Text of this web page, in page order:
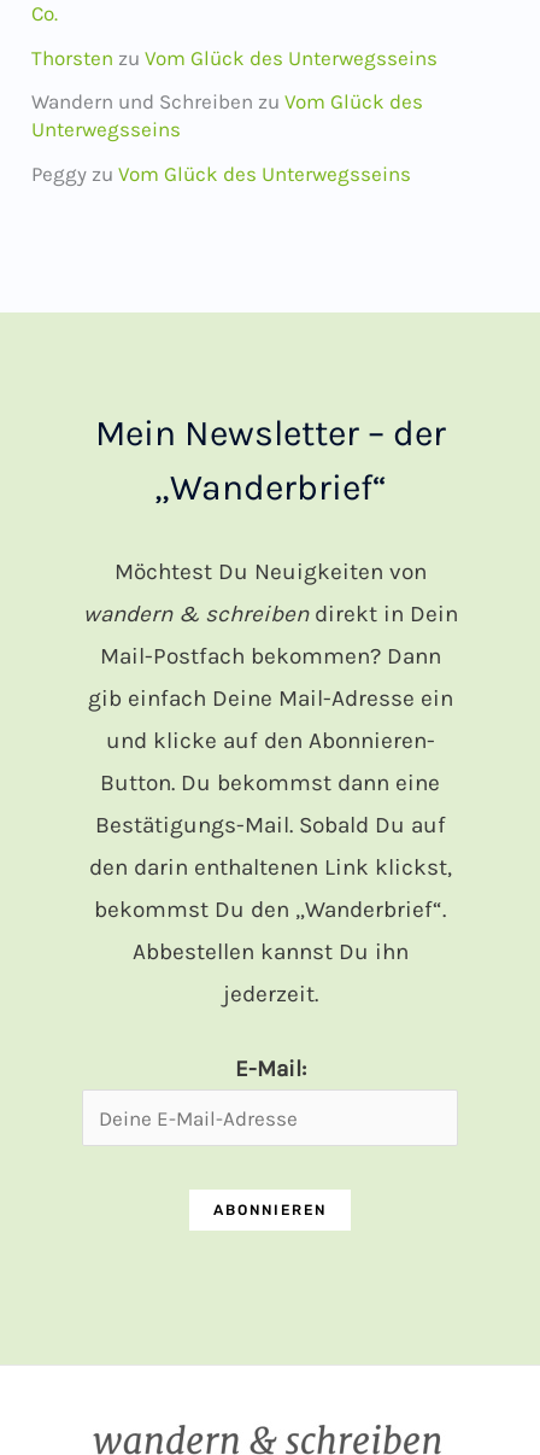
Co.
Thorsten zuVom Glück des Unterwegsseins
Wandern und Schreiben zuVom Glück des
Unterwegsseins
Peggy zuVom Glück des Unterwegsseins
Mein Newsletter – der
„Wanderbrief“
Möchtest Du Neuigkeiten von
wandern & schreibendirekt in Dein
Mail-Postfach bekommen? Dann
gib einfach Deine Mail-Adresse ein
und klicke auf den Abonnieren-
Button. Du bekommst dann eine
Bestätigungs-Mail. Sobald Du auf
den darin enthaltenen Link klickst,
bekommst Du den „Wanderbrief“.
Abbestellen kannst Du ihn
jederzeit.
E-Mail: